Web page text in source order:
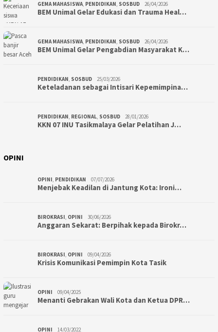
GEMA MAHASISWA, PENDIDIKAN, SOSBUD 26/04/2026
BEM Unimal Gelar Edukasi dan Trauma Heal…
GEMA MAHASISWA, PENDIDIKAN, SOSBUD 26/04/2026
BEM Unimal Gelar Pengabdian Masyarakat K…
PENDIDIKAN, SOSBUD 25/03/2026
Keteladanan sebagai Intisari Kepemimpina…
PENDIDIKAN, REGIONAL, SOSBUD 28/01/2026
KKN 07 INU Tasikmalaya Gelar Pelatihan J…
OPINI
OPINI, PENDIDIKAN 07/07/2026
Menjebak Keadilan di Jantung Kota: Ironi…
BIROKRASI, OPINI 30/06/2026
Anggaran Sekarat: Berpihak kepada Birokr…
BIROKRASI, OPINI 09/04/2026
Krisis Komunikasi Pemimpin Kota Tasik
OPINI 09/04/2025
Menanti Gebrakan Wali Kota dan Ketua DPR…
OPINI 14/03/2022